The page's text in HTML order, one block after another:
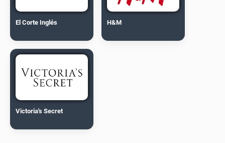
El Corte Inglés H&M
Victoria's Secret